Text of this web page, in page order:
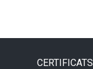
CERTIFICATS